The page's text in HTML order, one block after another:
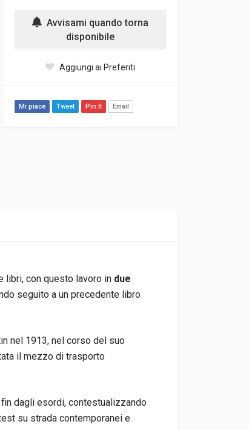
Avvisami quando torna
disponibile
Aggiungi ai Preferiti
Mi piace Tweet Pin It Email
libri, con questo lavoro in due
seguito a un precedente libro
nel 1913, nel corso del suo
il mezzo di trasporto
dagli esordi, contestualizzando
su strada contemporanei e